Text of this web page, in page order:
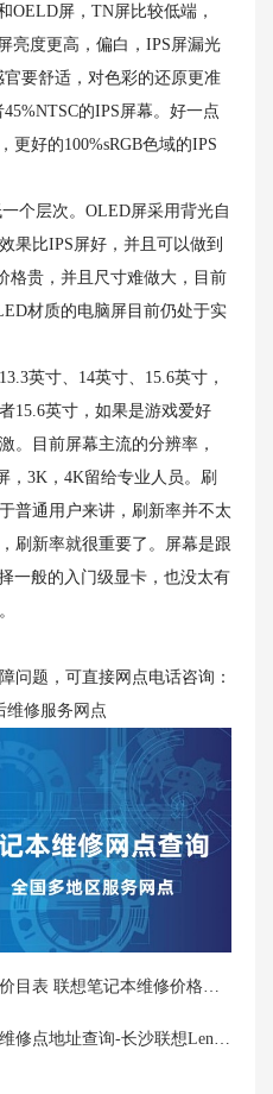
OELD屏，TN屏比较低端，
亮度更高，偏白，IPS屏漏光
要舒适，对色彩的还原更准
的IPS屏幕。好一点
更好的100%sRGB色域的IPS
层次。OLED屏采用背光自
果比IPS屏好，并且可以做到
格贵，并且尺寸难做大，目前
材质的电脑屏目前仍处于实
英寸、14英寸、15.6英寸，
15.6英寸，如果是游戏爱好
。目前屏幕主流的分辨率，
，3K，4K留给专业人员。刷
普通用户来讲，刷新率并不太
刷新率就很重要了。屏幕是跟
一般的入门级显卡，也没太有
题，可直接网点电话咨询：
维修服务网点
表 联想笔记本维修价格查询
地址查询-长沙联想Lenovo售后电话